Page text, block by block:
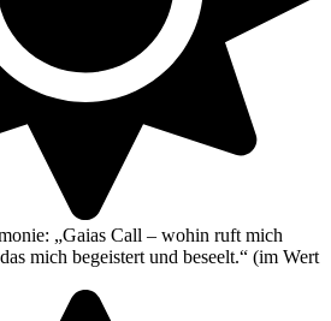
„Gaias Call – wohin ruft mich
mich begeistert und beseelt.“ (im Wert